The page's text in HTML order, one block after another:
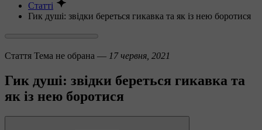
Статті
Гик душі: звідки береться гикавка та як із нею боротися
Стаття Тема не обрана — 17 червня, 2021
Гик душі: звідки береться гикавка та
як із нею боротися